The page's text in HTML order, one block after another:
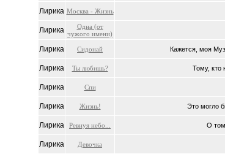
Лирика Москва - Жизнь
Лирика
Одна (от
чужого имени)
Лирика Сидонай Кажется, моя
Лирика Ты любишь? Тому, кто
Лирика Спи
Лирика Жизнь! Это могло
Лирика Ревнуя небо... О
Лирика Девочка